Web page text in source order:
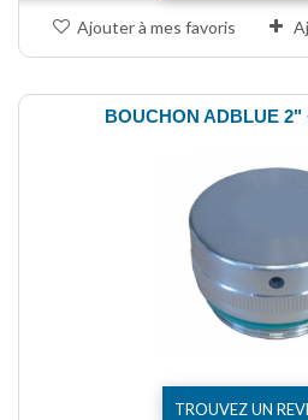
Ajouter à mes favoris
BOUCHON ADBLUE 2"
TROUVEZ UN